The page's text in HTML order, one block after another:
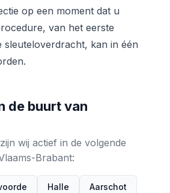
op een moment dat u
van het eerste
sleuteloverdracht, kan in één
de buurt van
wij actief in de volgende
Brabant:
Halle Aarschot